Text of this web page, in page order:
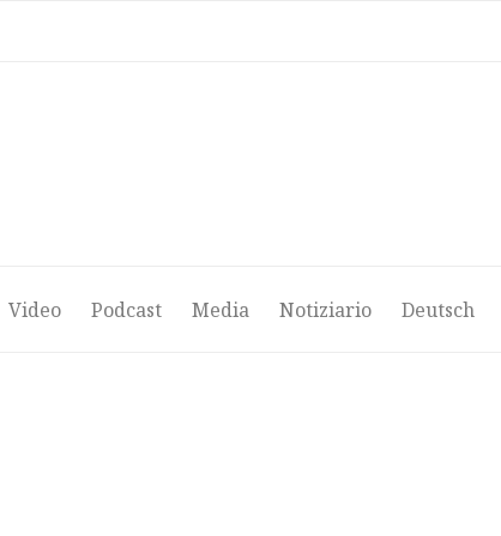
Video Podcast Media Notiziario Deutsch